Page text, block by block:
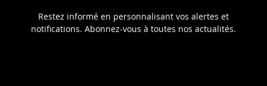
Restez informé en personnalisant vos alertes et
notifications. Abonnez-vous à toutes nos actualités.